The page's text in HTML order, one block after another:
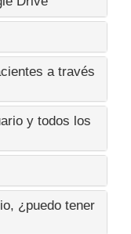
a través
y todos los
¿puedo tener